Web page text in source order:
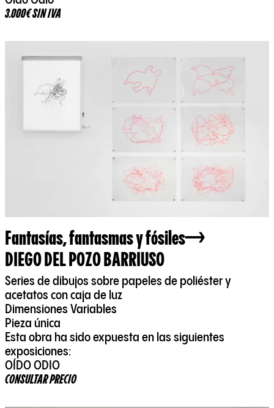
3.000€ SIN IVA
Fantasías, fantasmas y fósiles
DIEGO DEL POZO BARRIUSO
Series de dibujos sobre papeles de poliéster y
acetatos con caja de luz
Dimensiones Variables
Pieza única
Esta obra ha sido expuesta en las siguientes
exposiciones:
OÍDO ODIO
CONSULTAR PRECIO